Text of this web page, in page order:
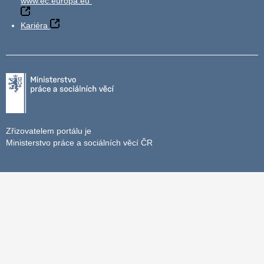
Kariéra
Zřizovatelem portálu je
Ministerstvo práce a sociálních věcí ČR